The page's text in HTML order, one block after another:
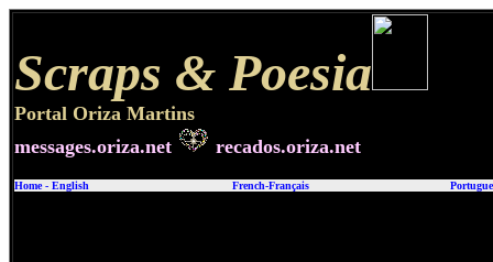
Scraps & Poesia
Portal Oriza Martins
messages.oriza.net
recados.oriza.net
Home- English French-Français